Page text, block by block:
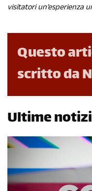
visitatori un’esperienza
Questo
scritto da
Ultime